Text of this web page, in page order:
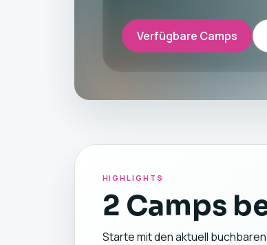
Verfügbare Camps
HIGHLIGHTS
2 Camps
Starte mit den aktuell